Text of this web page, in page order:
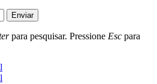
Enviar
para pesquisar. Pressione Esc para